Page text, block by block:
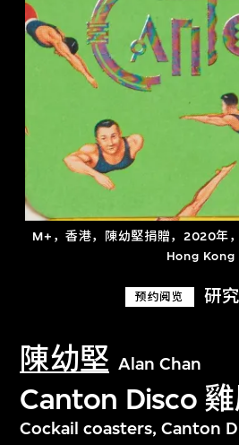
M+，香港，陳幼堅捐贈，2020年
Hong Kong
预约阅览 研
陳幼堅 Alan Chan
Canton Disco
Cockail coasters, Canton
关于M+藏品
探索世界顶级的二十及
文化藏品。